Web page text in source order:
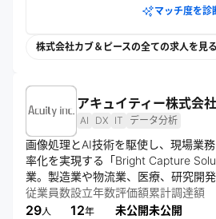
マッチ度を診
株式会社カブ＆ピースの全ての求人を見る
アキュイティー株式会社
AI DX IT データ分析
画像処理とAI技術を駆使し、現場業
率化を実現する「Bright Capture
業。製造業や物流業、医療、研究開
課題の解決実績を有する。「視える
スローガンに、人・モノ・しくみを
従業員数
29人
設立年数
12年
評価額
未公開
累計調達額
未公開